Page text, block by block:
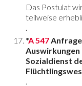
Das Postulat
teilweise
.
*A 547
Sozialdienst
.